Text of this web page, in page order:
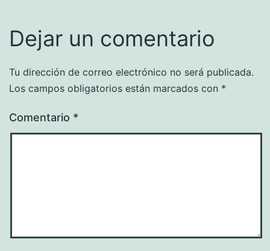
Dejar un comentario
Tu dirección de correo electrónico no será publicada.
Los campos obligatorios están marcados con *
Comentario *